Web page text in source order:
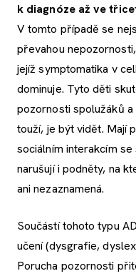
k diagnóze až ve
V tomto případě se
převahou
jejíž symptomatika v
dominuje. Tyto děti
pozornosti spolužáků
touží, je být vidět. Mají
sociálním interakcím
narušují i podněty, na
ani nezaznamená.
Součástí tohoto typu
učení (dysgrafie,
Porucha pozornosti